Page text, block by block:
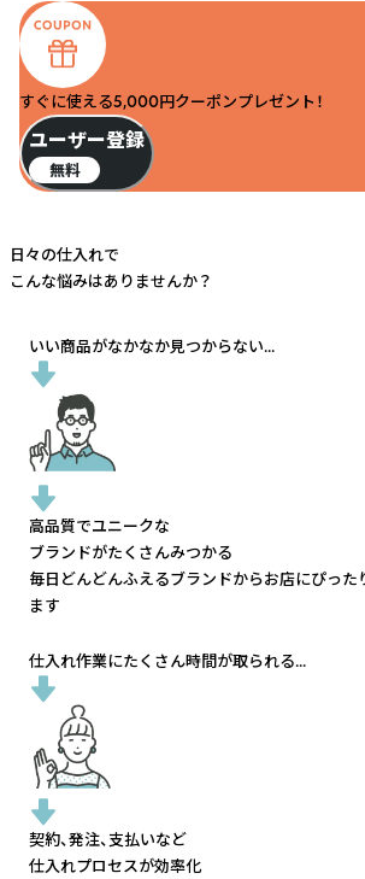
すぐに使える5,000円クーポンプレゼント！
ユーザー登録
無料
日々の仕入れで
こんな悩みはありませんか？
いい商品がなかなか見つからない...
高品質でユニークな
ブランドがたくさんみつかる
毎日どんどんふえるブランドからお店にぴった
ます
仕入れ作業にたくさん時間が取られる...
契約、発注、支払いなど
仕入れプロセスが効率化